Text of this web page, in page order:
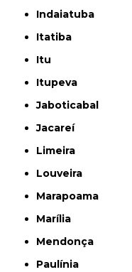
Indaiatuba
Itatiba
Itu
Itupeva
Jaboticabal
Jacareí
Limeira
Louveira
Marapoama
Marília
Mendonça
Paulínia